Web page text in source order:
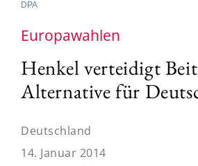
DPA
Europawahlen
Henkel verteidigt
Alternative für
Deutschland
14. Januar 2014